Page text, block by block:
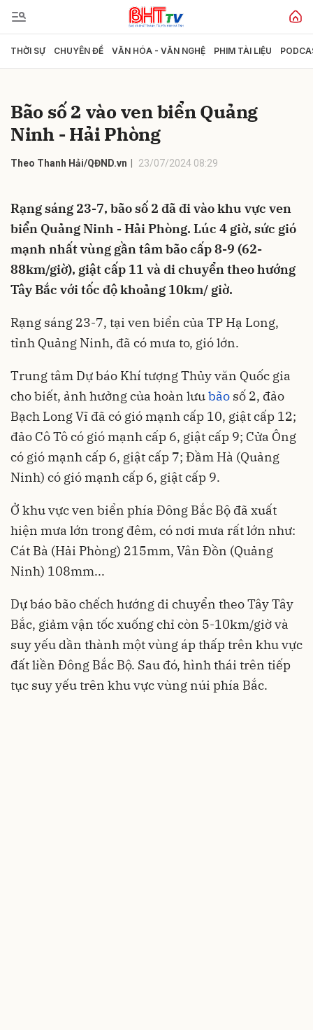
THỜI SỰ CHUYÊN ĐỀ VĂN HÓA - VĂN NGHỆ PHIM TÀI LIỆU
Bão số 2 vào ven biển Quảng
Ninh - Hải Phòng
Theo Thanh Hải/QĐND.vn 23/07/2024 08:29
Rạng sáng 23-7, bão số 2 đã đi vào khu vực ven
biển Quảng Ninh - Hải Phòng. Lúc 4 giờ, sức gió
mạnh nhất vùng gần tâm bão cấp 8-9 (62-
88km/giờ), giật cấp 11 và di chuyển theo hướng
Tây Bắc với tốc độ khoảng 10km/ giờ.
Rạng sáng 23-7, tại ven biển của TP Hạ Long,
tỉnh Quảng Ninh, đã có mưa to, gió lớn.
Trung tâm Dự báo Khí tượng Thủy văn Quốc gia
cho biết, ảnh hưởng của hoàn lưubão số 2, đảo
Bạch Long Vĩ đã có gió mạnh cấp 10, giật cấp 12;
đảo Cô Tô có gió mạnh cấp 6, giật cấp 9; Cửa Ông
có gió mạnh cấp 6, giật cấp 7; Đầm Hà (Quảng
Ninh) có gió mạnh cấp 6, giật cấp 9.
Ở khu vực ven biển phía Đông Bắc Bộ đã xuất
hiện mưa lớn trong đêm, có nơi mưa rất lớn như:
Cát Bà (Hải Phòng) 215mm, Vân Đồn (Quảng
Ninh) 108mm...
Dự báo bão chếch hướng di chuyển theo Tây Tây
Bắc, giảm vận tốc xuống chỉ còn 5-10km/giờ và
suy yếu dần thành một vùng áp thấp trên khu vực
đất liền Đông Bắc Bộ. Sau đó, hình thái trên tiếp
tục suy yếu trên khu vực vùng núi phía Bắc.
Gửi bình luận
Hủy Gửi